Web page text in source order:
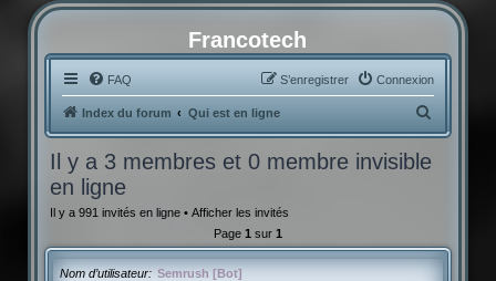
Francotech
FAQ Connexion
S’enregistrer
Index du forum Qui est en ligne
e
r
Il y a 3 membres et 0 membre invisible
en ligne
Il y a 991 invités en ligne • Afficher les invités
Page 1 sur 1
Nom d’utilisateur
Semrush [Bot]